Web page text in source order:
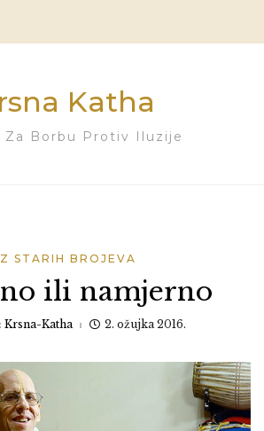
Katha
Za Borbu Protiv Iluzije
STARIH BROJEVA
ili namjerno
Krsna-Katha 2. ožujka 2016.